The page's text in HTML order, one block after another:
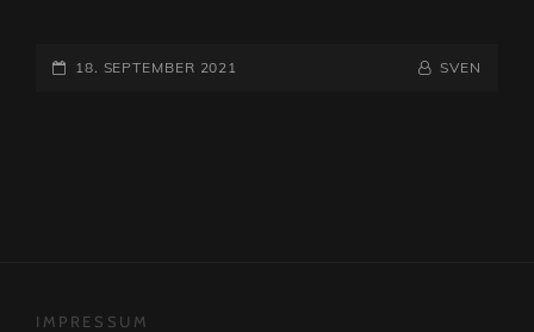
POSTED-
18. SEPTEMBER 2021
BY
BYLINE
SVEN
IMPRESSUM